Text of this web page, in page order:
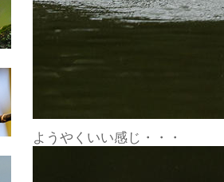
ようやくいい感じ・・・